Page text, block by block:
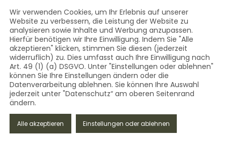
AUST Bestattungsbedarf -
AUST Bestattungsbedarf - Qualität aus dem
MENÜ
Aust
DOWNLOADS
Wir verwenden Cookies, um Ihr Erlebnis auf unserer
Website zu verbessern, die Leistung der Website zu
analysieren sowie Inhalte und Werbung anzupassen.
Hierfür benötigen wir Ihre Einwilligung. Indem Sie "Alle
akzeptieren" klicken, stimmen Sie diesen (jederzeit
widerruflich) zu. Dies umfasst auch Ihre Einwilligung nach
Art. 49 (1) (a) DSGVO. Unter "Einstellungen oder ablehnen"
können Sie Ihre Einstellungen ändern oder die
Datenverarbeitung ablehnen. Sie können Ihre Auswahl
jederzeit unter "Datenschutz“ am oberen Seitenrand
ändern.
Alle akzeptieren Einstellungen oder ablehnen